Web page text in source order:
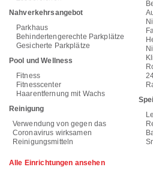
Nahverkehrsangebot
Parkhaus
Behindertengerechte Parkplätze
Gesicherte Parkplätze
Pool und Wellness
Fitness
Fitnesscenter
Haarentfernung mit Wachs
Reinigung
Verwendung von gegen das
Coronavirus wirksamen
Reinigungsmitteln
Alle Einrichtungen ansehen